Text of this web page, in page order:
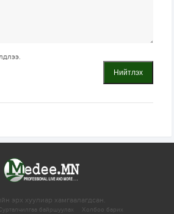
Нийтлэх
эрх хуулиар хамгаалагдсан.
байршуулах Холбоо барих